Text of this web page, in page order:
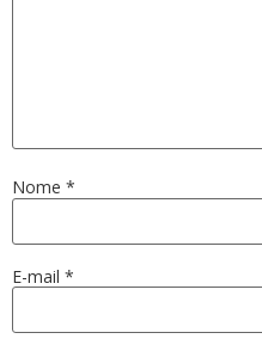
Nome *
E-mail *